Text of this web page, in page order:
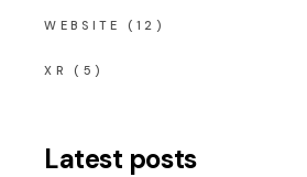
WEBSITE (12)
XR (5)
Latest posts